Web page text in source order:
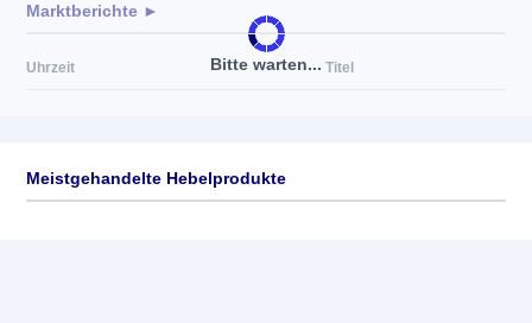
Bitte warten...
Marktberichte ►
Uhrzeit Titel
Meistgehandelte Hebelprodukte